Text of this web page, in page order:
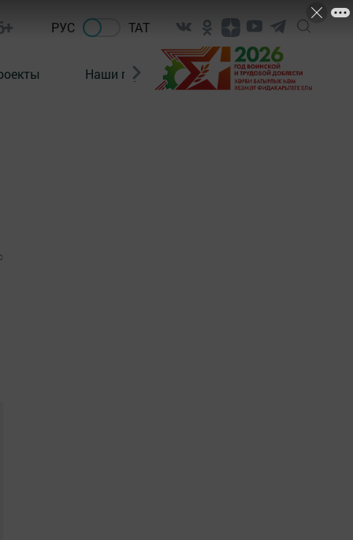
РУС ТАТ
Наши герои Нормативно-правовые